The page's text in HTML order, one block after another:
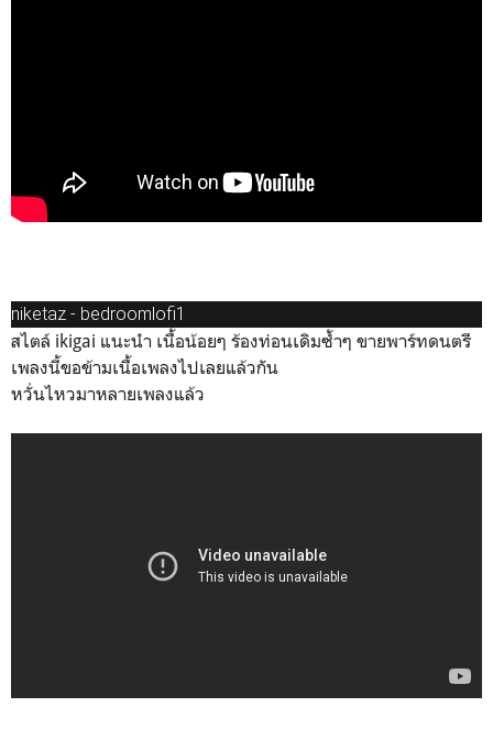
niketaz - bedroomlofi1
สไตล์ ikigai แนะนำ เนื้อน้อยๆ ร้องท่อนเดิมซ้ำๆ ขายพาร์ทดนตรี
เพลงนี้ขอข้ามเนื้อเพลงไปเลยแล้วกัน
หวั่นไหวมาหลายเพลงแล้ว